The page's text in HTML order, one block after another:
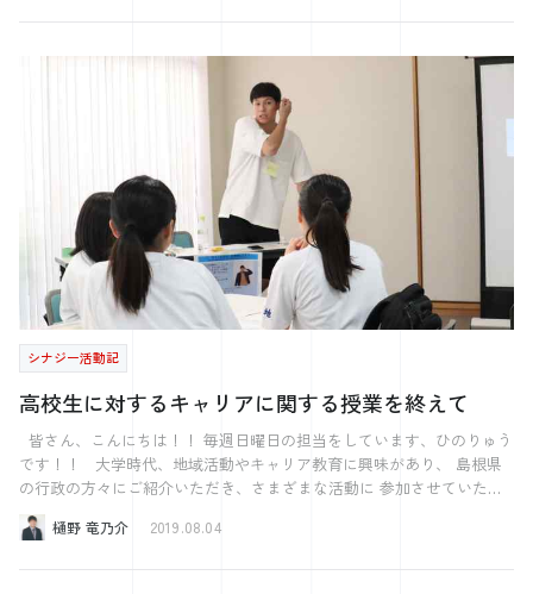
ならば、それを平日休みにしても可能ではないか？という考えから始ま
くていいことばかりというのを具体化している良い例だと思いました。
ム広島の第二弾があれば、そこに取り上げられるほどの企業になりたい
なと感じた次第でした。 そして最後にサプライズが。 エレベーター
の中で、西田二郎さんとお話をすることができ、直接今日の感想を伝
え、さらには名刺交換をさせていただけました！！ フォーラムで受け
た刺激や学び、頂いた名刺を見えるところに保管して、風化させないよ
うにしようと思います。
て、作ったのは22歳の頃でした。 当時は警備事業部に所属しており、
からない中 TSUTAYAに行き3冊くらい本を買って読んだ気がします。
色々と書いてありましたが、中期経営計画を立ててその逆算で1年後を
考えるというところは一番しっくり来た覚えがあります。 発表はグダ
グダでしたが、今ではいい思い出です。 そこで得たことを生かして、
自社の事業の経営計画を9年間作ってきました。 絵に描いた餅のように
終わってしまった年もありました。 その時は反省しました。 しか
し、全てが上手くいった年もありました。 なにが違うのか。 それは
ちゃんと振り返ることです。 PDCAを回すということです。 経営計画
というP（プラン）を立てて、D（実行）するということなのです。 た
だそれだけなのです。 しかし、その「それだけ」が難しかったりする
のです。 よくPを忘れていると言うことが起こります。 そういえばそ
んなんあったっけっというような感じですね。 そりゃD（実行）もな
いですよね。 気づいたら1年が経ち・・・なかったことになっていくと
いう。 それができないので経営計画書を作らないという経営者さんも
います。 それでは何を目標に頑張ればよいのでしょうか。 ミッショ
シナジー活動記
高校生に対するキャリアに関する授業を終えて
です！！ 大学時代、地域活動やキャリア教育に興味があり、 島根県
の行政の方々にご紹介いただき、さまざまな活動に 参加させていただ
いておりました。 実は島根県、現在教育に関して全国的に注目を集め
ており、 島留学や島根留学など、県外から島根県の高校に入学する学樋野 竜乃介 2019.08.04